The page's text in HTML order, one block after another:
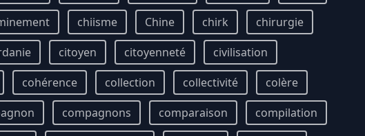
chiisme Chine chirk
chirurgie
citoyen citoyenneté
civilisation
cohérence collection collectivité
colère
compagnons comparaison
compilation